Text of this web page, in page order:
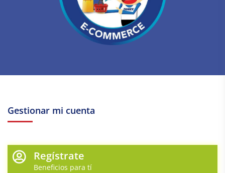
Gestionar mi cuenta
Regístrate
Beneficios para tí